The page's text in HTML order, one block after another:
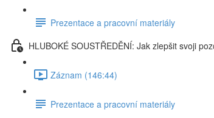
Prezentace a pracovní materiály
HLUBOKÉ SOUSTŘEDĚNÍ: Jak zlepšit svoji
Záznam (146:44)
Prezentace a pracovní materiály